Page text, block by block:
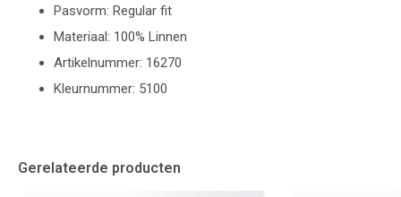
Pasvorm: Regular fit
Materiaal: 100% Linnen
Artikelnummer: 16270
Kleurnummer: 5100
Gerelateerde producten